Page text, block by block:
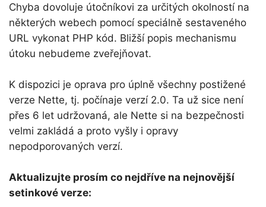
Chyba dovoluje útočníkovi za určitých okolností na
některých webech pomocí speciálně sestaveného
URL vykonat PHP kód. Bližší popis mechanismu
útoku nebudeme zveřejňovat.
K dispozici je oprava pro úplně všechny postižené
verze Nette, tj. počínaje verzí 2.0. Ta už sice není
přes 6 let udržovaná, ale Nette si na bezpečnosti
velmi zakládá a proto vyšly i opravy
nepodporovaných verzí.
Aktualizujte prosím co nejdříve na nejnovější
setinkové verze: